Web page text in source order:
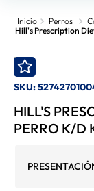
Perros
Hill's Prescription
SKU:
HILL'S
PERRO K/D
TÉRMINOS
2
3. Ownat
4. Leonardo
Hills
6. Churu